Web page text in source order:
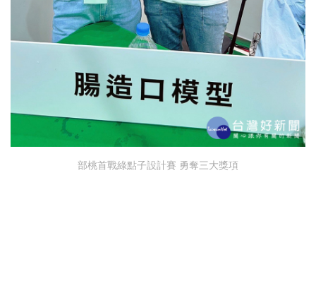
部桃首戰綠點子設計賽 勇奪三大獎項